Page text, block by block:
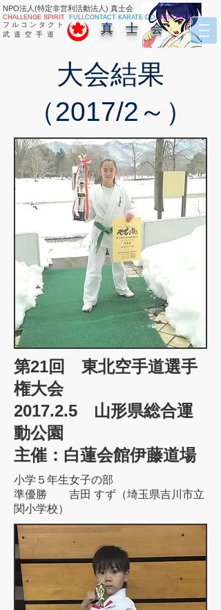
真 士 会
CHALLENGE SPIRIT FULLCONTACT KARATE-DO SHINSHI-KAI
フ ル コ ン タ ク ト
武 道 空 手 道
NPO法人(特定非営利活動法人) 真士会
大会結果
（2017/2～）
第21回 東北空手道選手
権大会
2017.2.5 山形県総合運
動公園
主催：白蓮会館伊藤道場
小学５年生女子の部
準優勝 吉田 すず（埼玉県吉川市立
関小学校）